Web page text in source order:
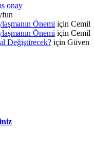
onay
Önemi için Cemil
Önemi için Cemil
Değiştirecek? için Güven